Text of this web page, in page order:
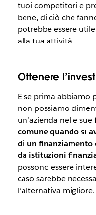
tuoi competitori e
bene, di ciò che
potrebbe essere
alla tua attività.
Ottenere
E se prima abbiamo
non possiamo
un’azienda nelle sue
comune quando si
di un finanziamento
da istituzioni
possono essere
caso sarebbe
l’alternativa migliore.